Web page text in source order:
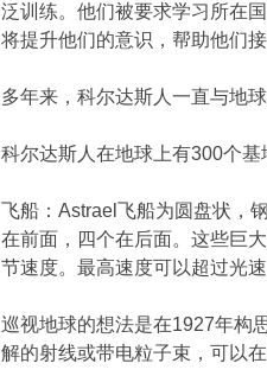
泛训练。他们被要求学习所在
将提升他们的意识，帮助他们
多年来，科尔达斯人一直与地
科尔达斯人在地球上有300个
飞船：Astrael飞船为圆盘状，
在前面，四个在后面。这些巨
节速度。最高速度可以超过光速
巡视地球的想法是在1927年构
解的射线或带电粒子束，可以